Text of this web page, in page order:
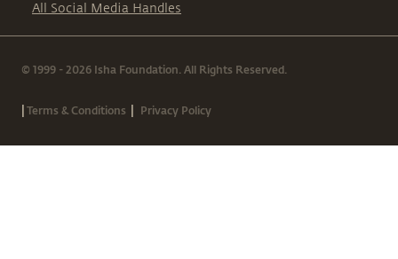
All Social Media Handles
© 1999 - 2026 Isha Foundation. All Rights Reserved.
|Terms & Conditions | Privacy Policy